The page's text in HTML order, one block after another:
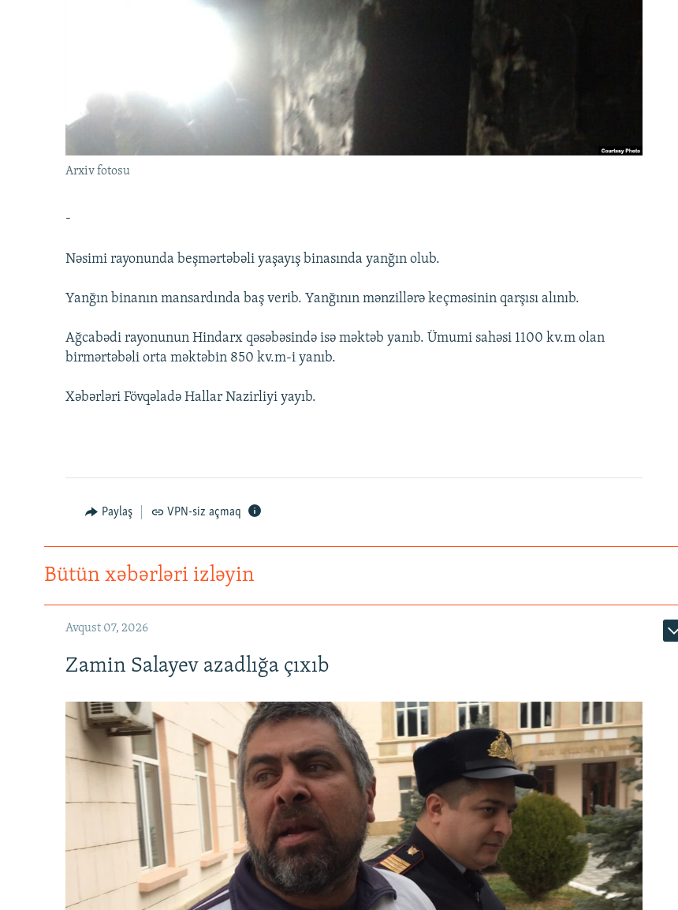
AZADLIQRADIOSU MOBIL TELEFONUNUZDA
BIZIMLƏ ƏLAQƏ
Arxiv fotosu
-
Nəsimi rayonunda beşmərtəbəli yaşayış binasında yanğın olub.
Yanğın binanın mansardında baş verib. Yanğının mənzillərə keçməsinin qarşısı alınıb.
Ağcabədi rayonunun Hindarx qəsəbəsində isə məktəb yanıb. Ümumi sahəsi 1100 kv.m olan
birmərtəbəli orta məktəbin 850 kv.m-i yanıb.
Xəbərləri Fövqəladə Hallar Nazirliyi yayıb.
Paylaş VPN-siz açmaq
Bütün xəbərləri izləyin
Avqust 07, 2026
Zamin Salayev azadlığa çıxıb